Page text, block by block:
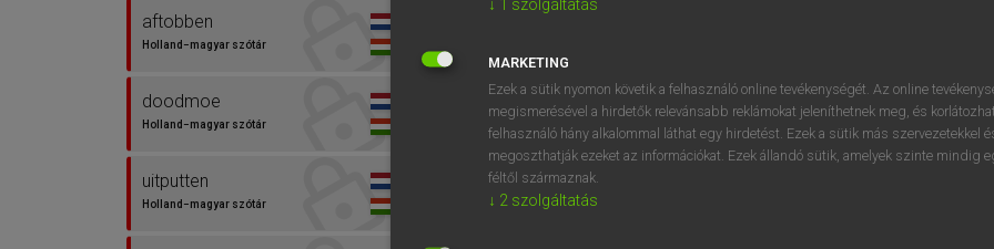
aftobben
Holland−magyar szótár
doodmoe
Holland−magyar szótár
uitputten
Holland−magyar szótár
megtekintéséhez.
BELÉPÉS
próbaverziójának
regisztrálok ésbelépek.
REGISZTRÁCIÓ
↓ 1 szolgáltatás
MARKETING
Ezek a sütik nyomon követik a felhasználó online tevékenységét. Az online
megismerésével a hirdetők relevánsabb reklámokat jeleníthetnek meg, és
felhasználó hány alkalommal láthat egy hirdetést. Ezek a sütik más szervezetekkel
megoszthatják ezeket az információkat. Ezek állandó sütik, amelyek szinte mindig
féltől származnak.
↓ 2 szolgáltatás